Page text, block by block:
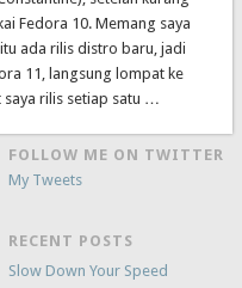
Fedora 10. Memang saya
ada rilis distro baru, jadi
11, langsung lompat ke
saya rilis setiap satu …
FOLLOW ME ON TWITTER
My Tweets
RECENT POSTS
Slow Down Your Speed